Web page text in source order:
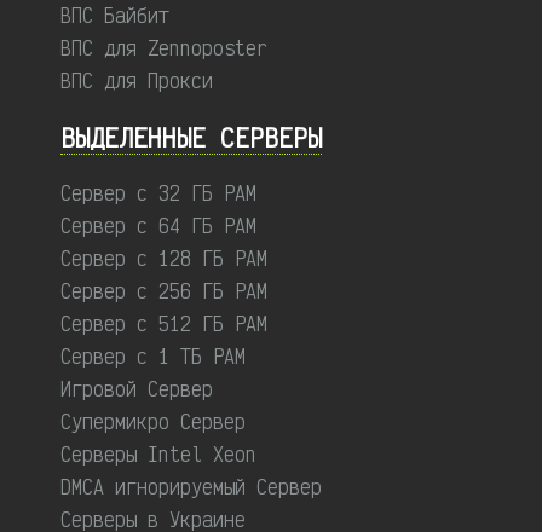
ВПС Байбит
ВПС для Zennoposter
ВПС для Прокси
ВЫДЕЛЕННЫЕ CЕРВЕРЫ
Сервер с 32 ГБ РАМ
Сервер с 64 ГБ РАМ
Сервер с 128 ГБ РАМ
Сервер с 256 ГБ РАМ
Сервер с 512 ГБ РАМ
Сервер с 1 ТБ РАМ
Игровой Сервер
Супермикро Сервер
Серверы Intel Xeon
DMCA игнорируемый Сервер
Серверы в Украине